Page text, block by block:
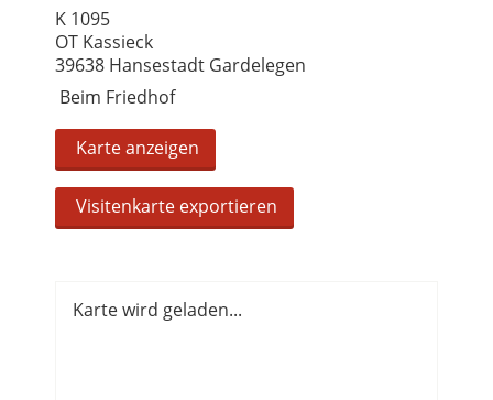
K 1095
OT Kassieck
39638 Hansestadt Gardelegen
Beim Friedhof
Karte anzeigen
Visitenkarte exportieren
Karte wird geladen...